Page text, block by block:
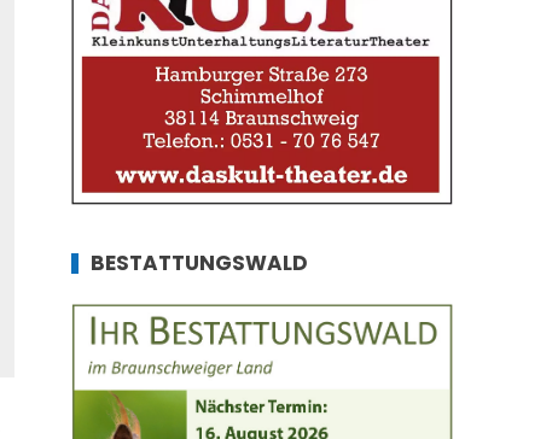
BESTATTUNGSWALD